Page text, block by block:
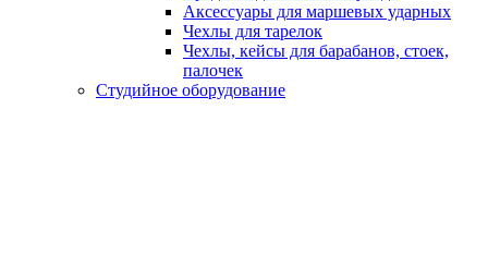
Аксессуары для маршевых ударных
Чехлы для тарелок
Чехлы, кейсы для барабанов, стоек,
палочек
Студийное оборудование